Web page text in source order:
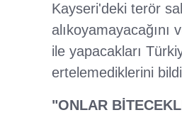
Kayseri'deki terör
ile yapacakları
ertelemediklerini
"ONLAR